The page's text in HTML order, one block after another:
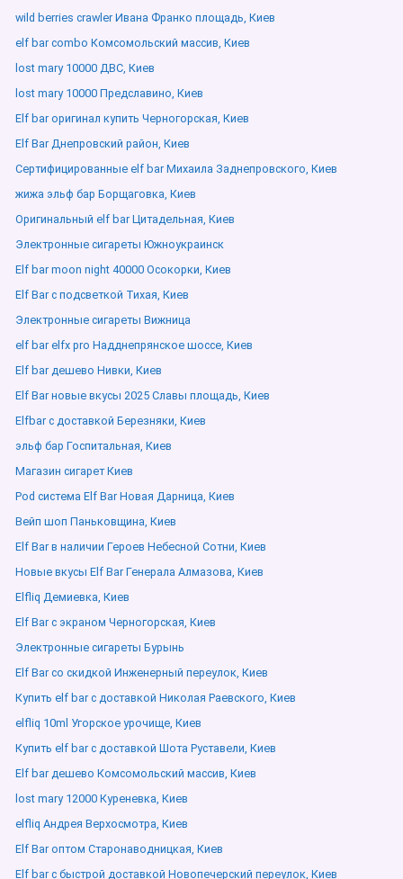
wild berries crawler Ивана Франко площадь, Киев
elf bar combo Комсомольский массив, Киев
lost mary 10000 ДВС, Киев
lost mary 10000 Предславино, Киев
Elf bar оригинал купить Черногорская, Киев
Elf Bar Днепровский район, Киев
Сертифицированные elf bar Михаила Заднепровского, Киев
жижа эльф бар Борщаговка, Киев
Оригинальный elf bar Цитадельная, Киев
Электронные сигареты Южноукраинск
Elf bar moon night 40000 Осокорки, Киев
Elf Bar с подсветкой Тихая, Киев
Электронные сигареты Вижница
elf bar elfx pro Надднепрянское шоссе, Киев
Elf bar дешево Нивки, Киев
Elf Bar новые вкусы 2025 Славы площадь, Киев
Elfbar с доставкой Березняки, Киев
эльф бар Госпитальная, Киев
Магазин сигарет Киев
Pod система Elf Bar Новая Дарница, Киев
Вейп шоп Паньковщина, Киев
Elf Bar в наличии Героев Небесной Сотни, Киев
Новые вкусы Elf Bar Генерала Алмазова, Киев
Elfliq Демиевка, Киев
Elf Bar с экраном Черногорская, Киев
Электронные сигареты Бурынь
Elf Bar со скидкой Инженерный переулок, Киев
Купить elf bar с доставкой Николая Раевского, Киев
elfliq 10ml Угорское урочище, Киев
Купить elf bar с доставкой Шота Руставели, Киев
Elf bar дешево Комсомольский массив, Киев
lost mary 12000 Куреневка, Киев
elfliq Андрея Верхосмотра, Киев
Elf Bar оптом Старонаводницкая, Киев
Elf bar с быстрой доставкой Новопечерский переулок, Киев